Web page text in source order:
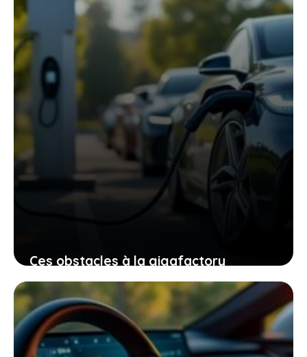
13 mai 2026
Ces obstacles à la gigafactory
française de batteries qui pourraient
remettre en question votre futur
énergétique
12 mai 2026